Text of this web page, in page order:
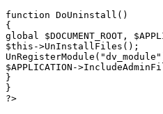
function DoUninstall()
{
global $DOCUMENT_ROOT,
$this->UnInstallFiles();
$APPLICATION-
}
}
?>